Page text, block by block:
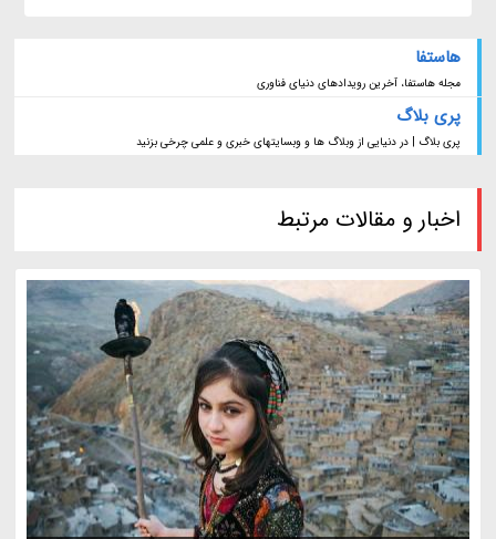
هاستفا
مجله هاستفا، آخرین رویدادهای دنیای فناوری
پری بلاگ
پری بلاگ | در دنیایی از وبلاگ ها و وبسایتهای خبری و علمی چرخی بزنید
اخبار و مقالات مرتبط